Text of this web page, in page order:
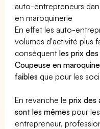
auto-entrepreneurs
en maroquinerie
En effet les auto-
volumes d'activité plus
conséquentles prix
Coupeuse en
faibles que pour les
En revanche leprix des
sont les mêmes pour
entrepreneur,